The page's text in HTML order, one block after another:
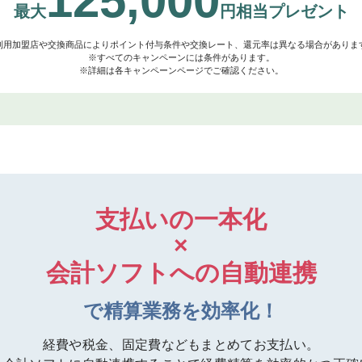
最大 円相当プレゼント
加盟店や交換商品によりポイント付与条件や交換レート、還元率は異なる場合がありま
※すべてのキャンペーンには条件があります。
※詳細は各キャンペーンページでご確認ください。
支払いの一本化
×
会計ソフトへの自動連携
で精算業務を効率化！
経費や税金、固定費なども まとめてお支払い。